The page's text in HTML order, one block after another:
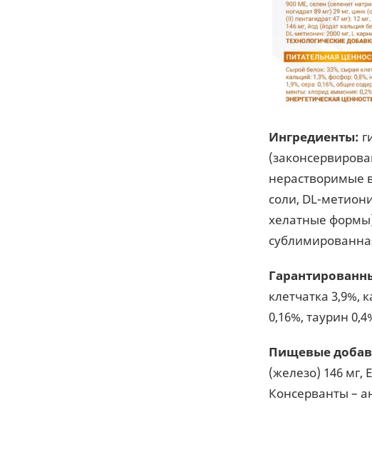
Ингредиенты:
нерастворимые
соли, DL-
хелатные
клетчатка 3,9%,
0,16%, таурин
Пищевые
(железо) 146 мг,
Консерванты –